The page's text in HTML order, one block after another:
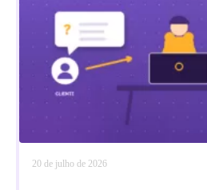
20 de julho de 2026